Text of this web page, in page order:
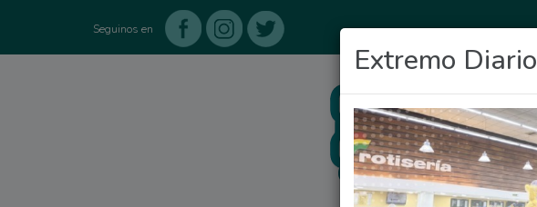
Seguinos en
Extremo Diario